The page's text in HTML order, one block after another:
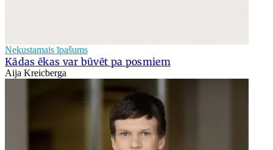
Nekustamais īpašums
Kādas ēkas var būvēt pa posmiem
Aija Kreicberga